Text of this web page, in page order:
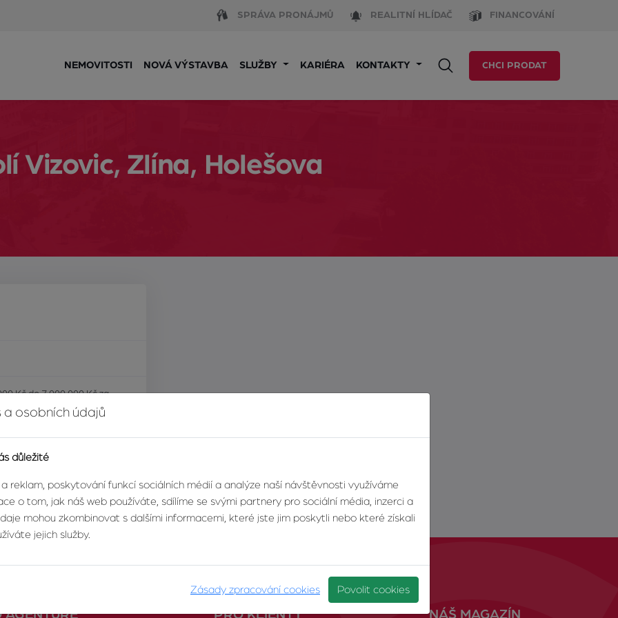
SPRÁVA PRONÁJMŮ REALITNÍ HLÍDAČ FINANCOVÁNÍ
NEMOVITOSTI NOVÁ VÝSTAVBA SLUŽBY KARIÉRA KONTAKTY CHCI PRODAT
Vizovic, Zlína, Holešova
Kč do 7 000 000 Kč za
AGENTUŘE PRO KLIENTY NÁŠ MAGAZÍN
osobních údajů
důležité
reklam, poskytování funkcí sociálních médií a analýze naší návštěvnosti využíváme
o tom, jak náš web používáte, sdílíme se svými partnery pro sociální média, inzerci a
mohou zkombinovat s dalšími informacemi, které jste jim poskytli nebo které získali
jejich služby.
Zásady zpracování cookies Povolit cookies